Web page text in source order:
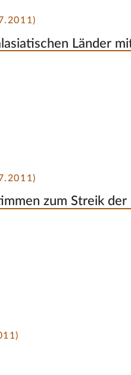
Länder
zum Streik